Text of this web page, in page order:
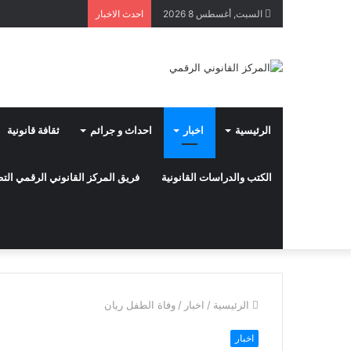
السبت, أغسطس 8 2026 احدث الاخبار
الرئيسية اخبار احداث و جرائم ثقافة قانونية
الكتب والدراسات القانونية فريق المركز القانوني الرقمي
الرئيسية / اخبار / وفاة الطفل ريان
اخبار